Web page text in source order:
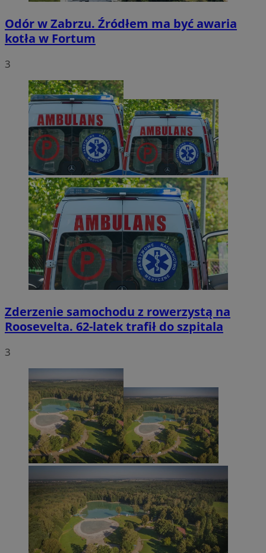
Odór w Zabrzu. Źródłem ma być awaria
kotła w Fortum
3
Zderzenie samochodu z rowerzystą na
Roosevelta. 62-latek trafił do szpitala
3